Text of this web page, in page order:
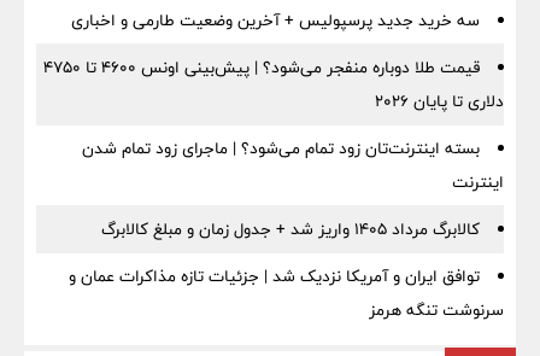
سه خرید جدید پرسپولیس + آخرین وضعیت طارمی و اخباری
قیمت طلا دوباره منفجر می‌شود؟ | پیش‌بینی اونس ۴۶۰۰ تا ۴۷۵۰
دلاری تا پایان ۲۰۲۶
بسته اینترنت‌تان زود تمام می‌شود؟ | ماجرای زود تمام شدن
اینترنت
کالابرگ مرداد ۱۴۰۵ واریز شد + جدول زمان و مبلغ کالابرگ
توافق ایران و آمریکا نزدیک شد | جزئیات تازه مذاکرات عمان و
سرنوشت تنگه هرمز